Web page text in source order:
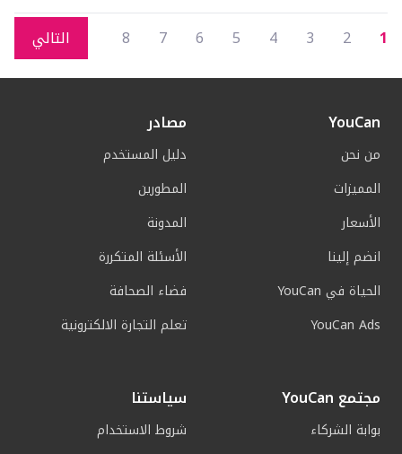
1
2
3
4
5
6
7
8 التالي
YouCan
من نحن
المميزات
الأسعار
انضم إلينا
الحياة في YouCan
YouCan Ads
مصادر
دليل المستخدم
المطورين
المدونة
الأسئلة المتكررة
فضاء الصحافة
تعلم التجارة الالكترونية
مجتمع YouCan
بوابة الشركاء
سياستنا
شروط الاستخدام